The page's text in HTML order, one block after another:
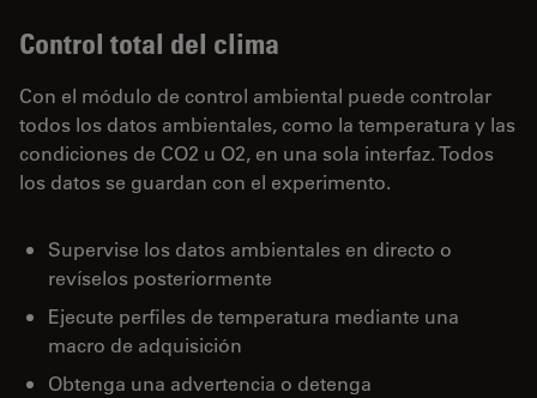
Control total del clima
Con el módulo de control ambiental puede controlar
todos los datos ambientales, como la temperatura y las
condiciones de CO2 u O2, en una sola interfaz. Todos
los datos se guardan con el experimento.
Supervise los datos ambientales en directo o
revíselos posteriormente
Ejecute perfiles de temperatura mediante una
macro de adquisición
Obtenga una advertencia o detenga